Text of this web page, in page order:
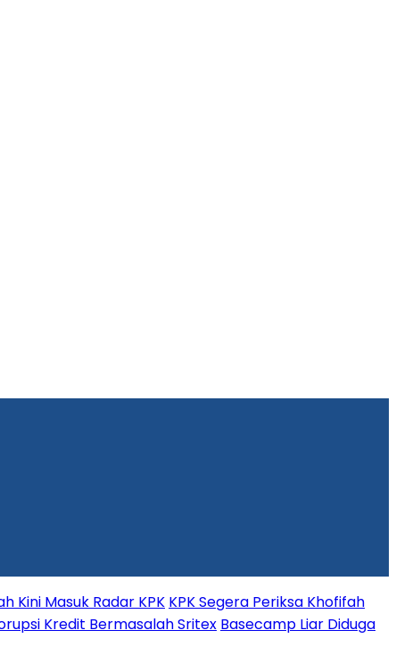
Kini Masuk Radar KPK KPK Segera Periksa Khofifah
Kredit Bermasalah Sritex Basecamp Liar Diduga